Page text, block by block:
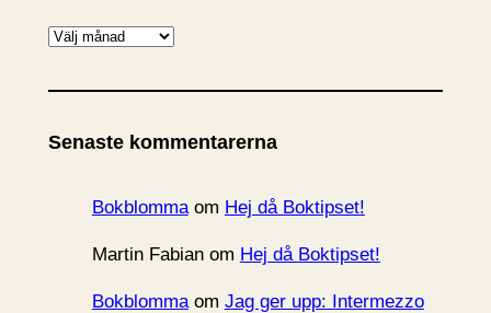
A
k
v
Senaste kommentarerna
Bokblommaom Hej då Boktipset!
Martin Fabianom Hej då Boktipset!
Bokblommaom Jag ger upp: Intermezzo